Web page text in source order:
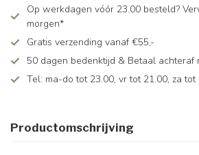
Op werkdagen vóór 23.00 besteld?
morgen*
Gratis verzending vanaf €55,-
50 dagen bedenktijd & Betaal achteraf
Tel: ma-do tot 23.00, vr tot 21.00, za tot
Productomschrijving